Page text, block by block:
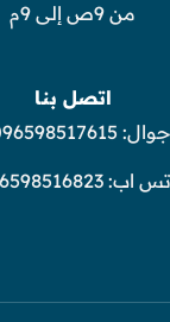
من 9ص إلى 9م
اتصل بنا
جوال:
اب: